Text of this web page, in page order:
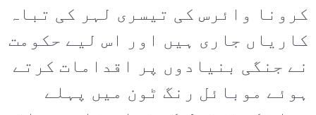
کرونا وائرس کی تیسری لہر کی تباہ
کاریاں جاری ہیں اور اس لیے حکومت
نے جنگی بنیادوں پر اقدامات کرتے
ہوئے موبائل رنگ ٹون میں پہلے